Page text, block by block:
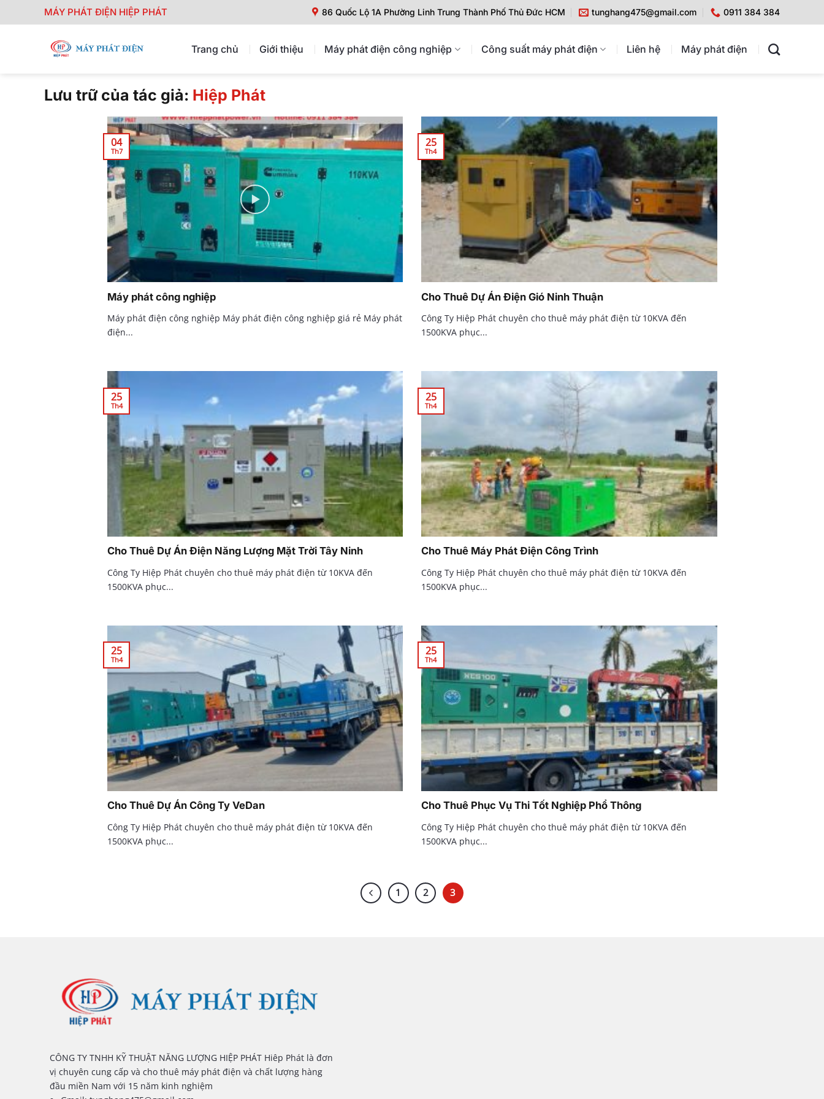
đến
MÁY PHÁT ĐIỆN HIỆP PHÁT 86 Quốc Lộ 1A Phường Linh Trung Thành Phố Thủ Đức HCM tunghang475@gmail.com 0911 384 384
Trang chủ Giới thiệu Máy phát điện công nghiệp Công suất máy phát điện Liên hệ Máy phát điện
Lưu trữ của tác giả: Hiệp Phát
Máy phát công nghiệp
Máy phát điện công nghiệp Máy phát điện công nghiệp giá rẻ Máy phát
điện...
04
Th7
Cho Thuê Dự Án Điện Gió Ninh Thuận
Công Ty Hiệp Phát chuyên cho thuê máy phát điện từ 10KVA đến
1500KVA phục...
25
Th4
Cho Thuê Dự Án Điện Năng Lượng Mặt Trời Tây Ninh
Công Ty Hiệp Phát chuyên cho thuê máy phát điện từ 10KVA đến
1500KVA phục...
25
Th4
Cho Thuê Máy Phát Điện Công Trình
Công Ty Hiệp Phát chuyên cho thuê máy phát điện từ 10KVA đến
1500KVA phục...
25
Th4
Cho Thuê Dự Án Công Ty VeDan
Công Ty Hiệp Phát chuyên cho thuê máy phát điện từ 10KVA đến
1500KVA phục...
25
Th4
Cho Thuê Phục Vụ Thi Tốt Nghiệp Phổ Thông
Công Ty Hiệp Phát chuyên cho thuê máy phát điện từ 10KVA đến
1500KVA phục...
25
Th4
1 2 3
CÔNG TY TNHH KỸ THUẬT NĂNG LƯỢNG HIỆP PHÁT Hiêp Phát là đơn
vị chuyên cung cấp và cho thuê máy phát điện và chất lượng hàng
đầu miền Nam với 15 năm kinh nghiệm